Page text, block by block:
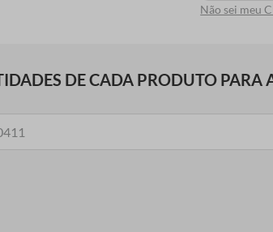
Não sei meu
DE CADA PRODUTO